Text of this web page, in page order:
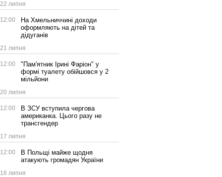
22 липня
12:00
На Хмельниччині доходи
оформляють на дітей та
дідуганів
21 липня
12:00
"Пам'ятник Ірині Фаріон" у
формі туалету обійшовся у 2
мільйони
20 липня
12:00
В ЗСУ вступила чергова
американка. Цього разу не
трансгендер
17 липня
12:00
В Польщі майже щодня
атакують громадян України
16 липня